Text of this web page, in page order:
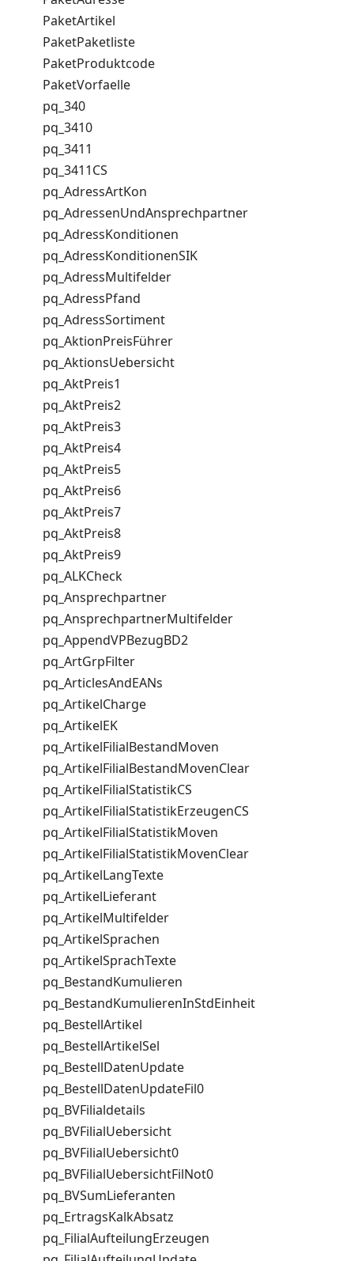
PaketArtikel
PaketPaketliste
PaketProduktcode
PaketVorfaelle
pq_340
pq_3410
pq_3411
pq_3411CS
pq_AdressArtKon
pq_AdressenUndAnsprechpartner
pq_AdressKonditionen
pq_AdressKonditionenSIK
pq_AdressMultifelder
pq_AdressPfand
pq_AdressSortiment
pq_AktionPreisFührer
pq_AktionsUebersicht
pq_AktPreis1
pq_AktPreis2
pq_AktPreis3
pq_AktPreis4
pq_AktPreis5
pq_AktPreis6
pq_AktPreis7
pq_AktPreis8
pq_AktPreis9
pq_ALKCheck
pq_Ansprechpartner
pq_AnsprechpartnerMultifelder
pq_AppendVPBezugBD2
pq_ArtGrpFilter
pq_ArticlesAndEANs
pq_ArtikelCharge
pq_ArtikelEK
pq_ArtikelFilialBestandMoven
pq_ArtikelFilialBestandMovenClear
pq_ArtikelFilialStatistikCS
pq_ArtikelFilialStatistikErzeugenCS
pq_ArtikelFilialStatistikMoven
pq_ArtikelFilialStatistikMovenClear
pq_ArtikelLangTexte
pq_ArtikelLieferant
pq_ArtikelMultifelder
pq_ArtikelSprachen
pq_ArtikelSprachTexte
pq_BestandKumulieren
pq_BestandKumulierenInStdEinheit
pq_BestellArtikel
pq_BestellArtikelSel
pq_BestellDatenUpdate
pq_BestellDatenUpdateFil0
pq_BVFilialdetails
pq_BVFilialUebersicht
pq_BVFilialUebersicht0
pq_BVFilialUebersichtFilNot0
pq_BVSumLieferanten
pq_ErtragsKalkAbsatz
pq_FilialAufteilungErzeugen